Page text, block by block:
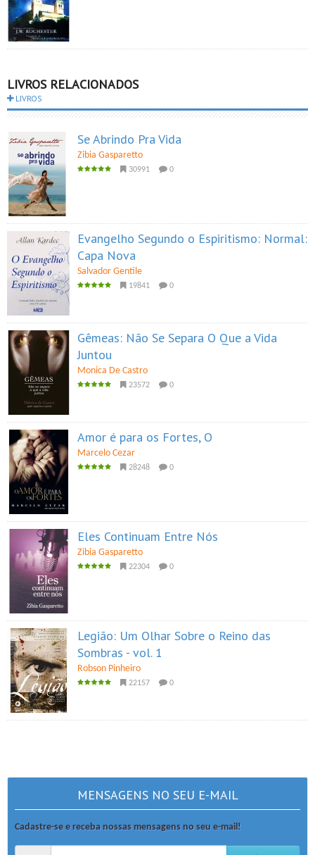
LIVROS RELACIONADOS
LIVROS
Se Abrindo Pra Vida
Zibia Gasparetto
30991 0
Evangelho Segundo o Espiritismo: Normal:
Capa Nova
Salvador Gentile
19841 0
Gêmeas: Não Se Separa O Que a Vida
Juntou
Monica De Castro
23572 0
Amor é para os Fortes, O
Marcelo Cezar
28248 0
Eles Continuam Entre Nós
Zibia Gasparetto
22304 0
Legião: Um Olhar Sobre o Reino das
Sombras - vol. 1
Robson Pinheiro
22157 0
MENSAGENS NO SEU E-MAIL
Cadastre-se e receba nossas mensagens no seu e-mail!